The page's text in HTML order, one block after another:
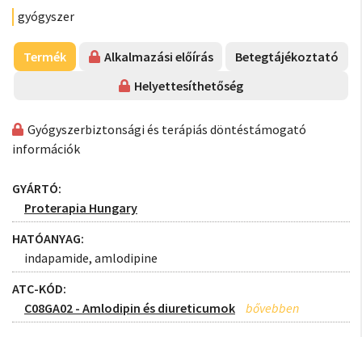
gyógyszer
Termék Alkalmazási előírás
Betegtájékoztató
Helyettesíthetőség
Gyógyszerbiztonsági és terápiás döntéstámogató
információk
GYÁRTÓ:
Proterapia Hungary
HATÓANYAG:
indapamide, amlodipine
ATC-KÓD:
C08GA02 - Amlodipin és diureticumok